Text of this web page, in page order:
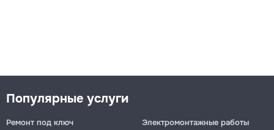
Популярные услуги
Ремонт под ключ
Электромонтажные работы